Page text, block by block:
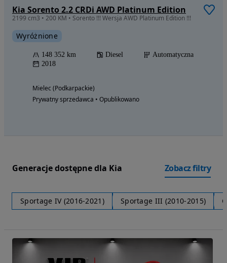
Kia Sorento 2.2 CRDi AWD Platinum Edition
2199 cm3 • 200 KM • Sorento !!! Wersja AWD Platinum Edition !!!
Wyróżnione
148 352 km Diesel
Automatyczna
2018
Mielec (Podkarpackie)
Prywatny sprzedawca • Opublikowano
Generacje dostępne dla Kia Zobacz filtry
Sportage IV (2016-2021) Sportage III (2010-2015)